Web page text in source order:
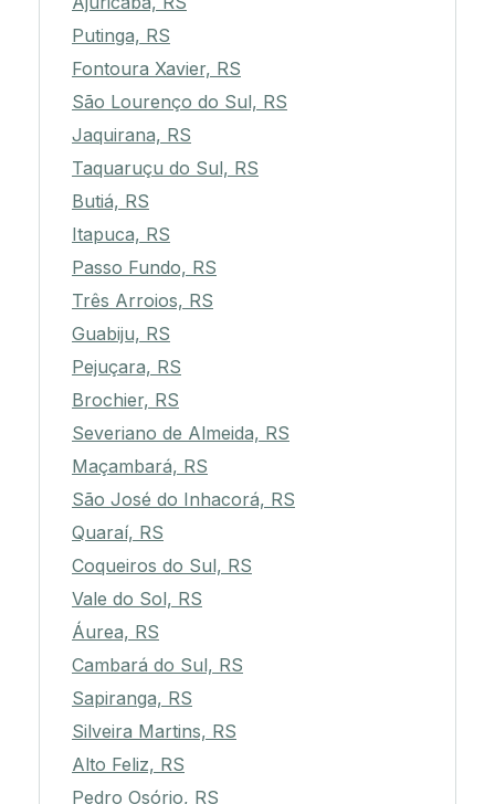
Putinga, RS
Fontoura Xavier, RS
São Lourenço do Sul, RS
Jaquirana, RS
Taquaruçu do Sul, RS
Butiá, RS
Itapuca, RS
Passo Fundo, RS
Três Arroios, RS
Guabiju, RS
Pejuçara, RS
Brochier, RS
Severiano de Almeida, RS
Maçambará, RS
São José do Inhacorá, RS
Quaraí, RS
Coqueiros do Sul, RS
Vale do Sol, RS
Áurea, RS
Cambará do Sul, RS
Sapiranga, RS
Silveira Martins, RS
Alto Feliz, RS
Pedro Osório, RS